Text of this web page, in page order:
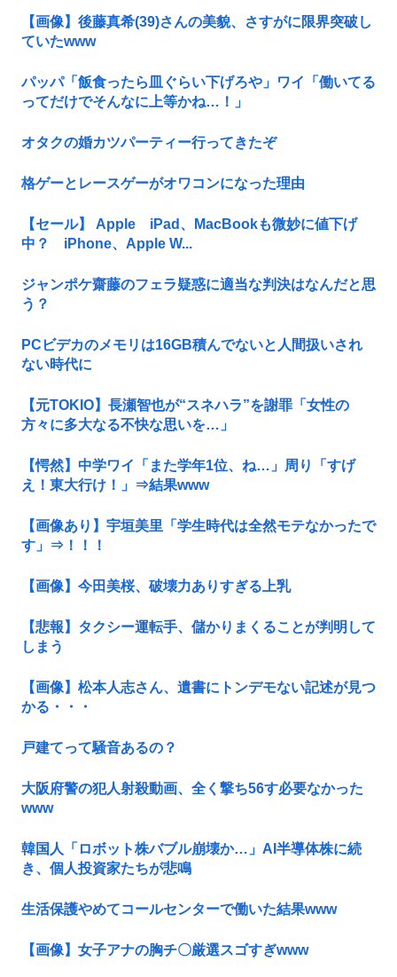
【画像】後藤真希(39)さんの美貌、さすがに限界突破し
ていたwww
パッパ「飯食ったら皿ぐらい下げろや」ワイ「働いてる
ってだけでそんなに上等かね…！」
オタクの婚カツパーティー行ってきたぞ
格ゲーとレースゲーがオワコンになった理由
【セール】 Apple iPad、MacBookも微妙に値下げ
中？ iPhone、Apple W...
ジャンポケ齋藤のフェラ疑惑に適当な判決はなんだと思
う？
PCビデカのメモリは16GB積んでないと人間扱いされ
ない時代に
【元TOKIO】長瀬智也が“スネハラ”を謝罪「女性の
方々に多大なる不快な思いを…」
【愕然】中学ワイ「また学年1位、ね…」周り「すげ
え！東大行け！」⇒結果www
【画像あり】宇垣美里「学生時代は全然モテなかったで
す」⇒！！！
【画像】今田美桜、破壊力ありすぎる上乳
【悲報】タクシー運転手、儲かりまくることが判明して
しまう
【画像】松本人志さん、遺書にトンデモない記述が見つ
かる・・・
戸建てって騒音あるの？
大阪府警の犯人射殺動画、全く撃ち56す必要なかった
www
韓国人「ロボット株バブル崩壊か…」AI半導体株に続
き、個人投資家たちが悲鳴
生活保護やめてコールセンターで働いた結果www
【画像】女子アナの胸チ〇厳選スゴすぎwww